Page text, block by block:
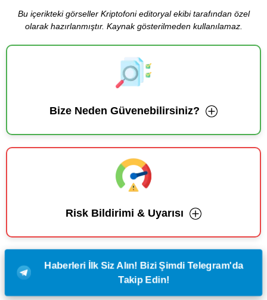
Bu içerikteki görseller Kriptofoni editoryal ekibi tarafından özel
olarak hazırlanmıştır. Kaynak gösterilmeden kullanılamaz.
Bize Neden Güvenebilirsiniz?
Risk Bildirimi & Uyarısı
Haberleri İlk Siz Alın! Bizi Şimdi Telegram'da
Takip Edin!